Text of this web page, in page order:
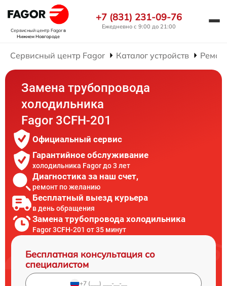
Сервисный центр Fagorв
Нижнем Новгороде
+7 (831) 231-09-76
Ежедневно с 9:00 до 21:00
Сервисный центр Fagor Каталог устройств
Замена трубопровода
холодильника
Fagor 3CFH-201
Официальный сервис
Гарантийное обслуживание
холодильника Fagor до 3 лет
Диагностика за наш счет,
ремонт по желанию
Бесплатный выезд курьера
в день обращения
Замена трубопровода холодильника
Fagor 3CFH-201 от 35 минут
Бесплатная консультация со
специалистом